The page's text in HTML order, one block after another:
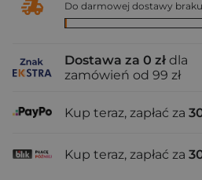
Do darmowej dostawy
Dostawa za 0 zł dla
zamówień od 99 zł
Kup teraz, zapłać za
Kup teraz, zapłać za